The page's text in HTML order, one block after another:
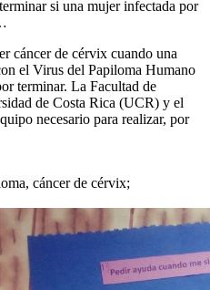
si una mujer infectada por
cáncer de cérvix cuando una
el Virus del Papiloma Humano
terminar. La Facultad de
de Costa Rica (UCR) y el
necesario para realizar, por
cáncer de cérvix;